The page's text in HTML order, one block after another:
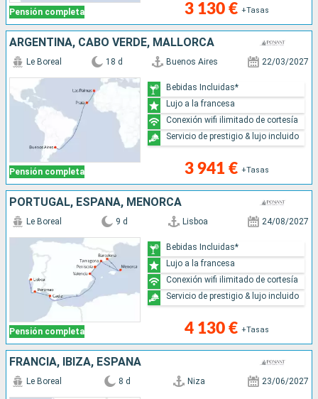
Pensión completa 3 130 € +Tasas
ARGENTINA, CABO VERDE, MALLORCA
Pensión completa
Le Boreal 18 d Buenos Aires 22/03/2027
3 941 € +Tasas
Bebidas Incluidas*
Lujo a la francesa
Conexión wifi ilimitado de cortesía
Servicio de prestigio & lujo incluido
PORTUGAL, ESPAÑA, MENORCA
Pensión completa
Le Boreal 9 d Lisboa 24/08/2027
4 130 € +Tasas
Bebidas Incluidas*
Lujo a la francesa
Conexión wifi ilimitado de cortesía
Servicio de prestigio & lujo incluido
FRANCIA, IBIZA, ESPAÑA
Le Boreal 8 d Niza 23/06/2027